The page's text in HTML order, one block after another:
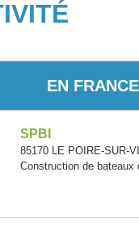
EN FRANCE
SPBI
85170 LE POIRE-SUR-
Construction de bateaux